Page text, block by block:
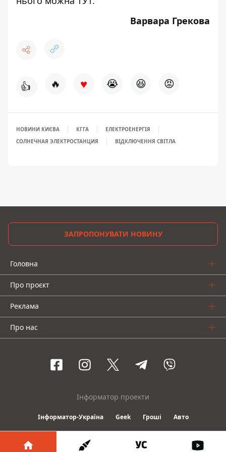
Варвара Грекова
👍 🔥 ♥ 😭 😆 😡
НОВИНИ КИЄВА КГГА
ЕЛЕКТРОЕНЕРГІЯ
СОЛНЕЧНАЯ ЭЛЕКТРОСТАНЦИЯ
ВІДКЛЮЧЕННЯ СВІТЛА
ЗАПРОПОНУВАТИ НОВИНУ
Головна
Про проєкт
Реклама
Про нас
Інформатор проекти
Інформатор-Україна Geek Гроші Авто
© 2016-2026 Informator